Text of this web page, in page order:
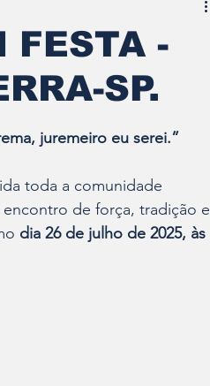
artigos e no
FESTA -
SP.
juremeiro eu serei.”
toda a comunidade
de força, tradição e
dia 26 de julho de 2025, às